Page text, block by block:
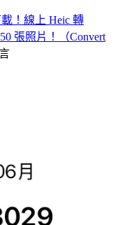
！線上 Heic 轉
張照片！（Convert